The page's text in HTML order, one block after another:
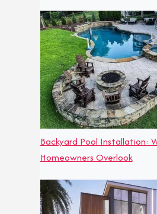
Backyard Pool Installation:
Homeowners Overlook